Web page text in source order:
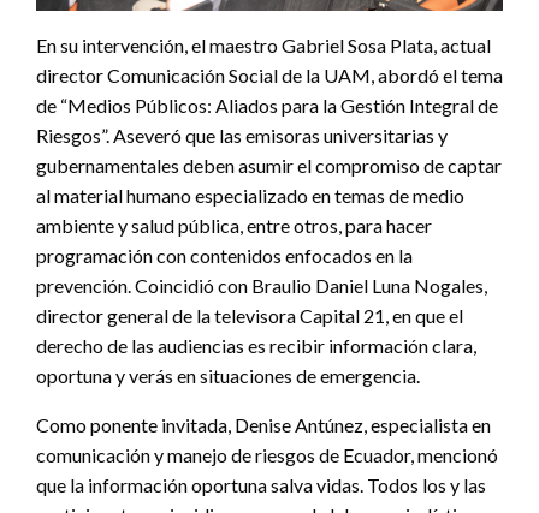
En su intervención, el maestro Gabriel Sosa Plata, actual
director Comunicación Social de la UAM, abordó el tema
de “Medios Públicos: Aliados para la Gestión Integral de
Riesgos”. Aseveró que las emisoras universitarias y
gubernamentales deben asumir el compromiso de captar
al material humano especializado en temas de medio
ambiente y salud pública, entre otros, para hacer
programación con contenidos enfocados en la
prevención. Coincidió con Braulio Daniel Luna Nogales,
director general de la televisora Capital 21, en que el
derecho de las audiencias es recibir información clara,
oportuna y verás en situaciones de emergencia.
Como ponente invitada, Denise Antúnez, especialista en
comunicación y manejo de riesgos de Ecuador, mencionó
que la información oportuna salva vidas. Todos los y las